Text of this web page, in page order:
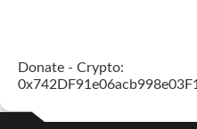
Donate - Crypto: